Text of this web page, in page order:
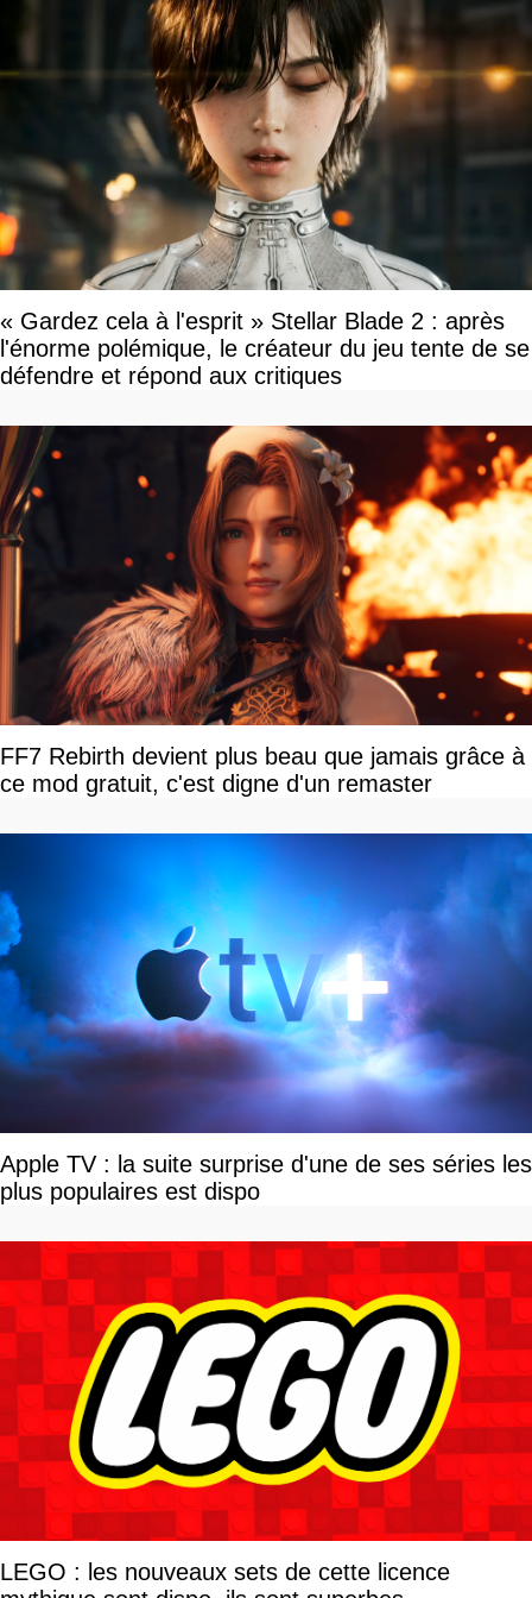
34.000
33.000
1.159.000
30.000
183.000
1.917.000
« Gardez cela à l'esprit » Stellar Blade 2 : après
l'énorme polémique, le créateur du jeu tente de se
défendre et répond aux critiques
FF7 Rebirth devient plus beau que jamais grâce à
ce mod gratuit, c'est digne d'un remaster
Apple TV : la suite surprise d'une de ses séries les
plus populaires est dispo
LEGO : les nouveaux sets de cette licence